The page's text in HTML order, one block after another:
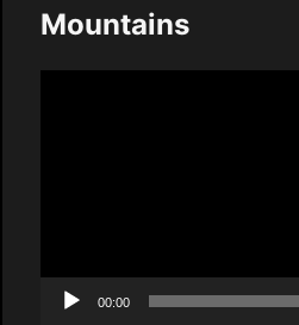
Mountains
00:00